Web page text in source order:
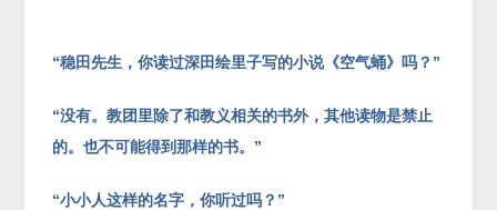
“稳田先生，你读过深田绘里子写的小说《空气蛹》吗？”
“没有。教团里除了和教义相关的书外，其他读物是禁止
的。也不可能得到那样的书。”
“小小人这样的名字，你听过吗？”